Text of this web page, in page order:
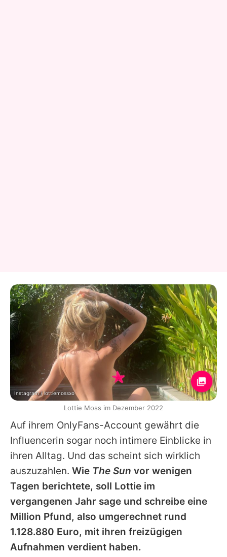
Auf ihrem OnlyFans-Account gewährt die
Influencerin sogar noch intimere Einblicke in
ihren Alltag. Und das scheint sich wirklich
auszuzahlen. Wie The Sun vor wenigen
Tagen berichtete, soll Lottie im
vergangenen Jahr sage und schreibe eine
Million Pfund, also umgerechnet rund
1.128.880 Euro, mit ihren freizügigen
Aufnahmen verdient haben.
Instagram / lottiemossxo
Lottie Moss im Dezember 2022